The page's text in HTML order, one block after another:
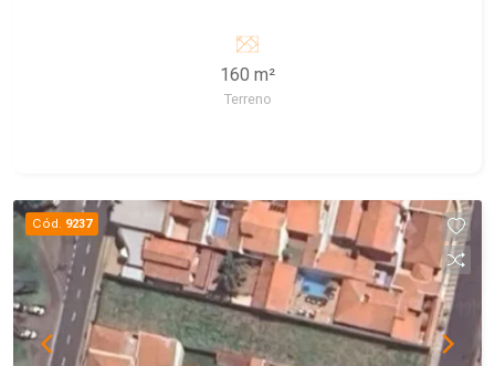
160 m²
Terreno
Cód. 9237